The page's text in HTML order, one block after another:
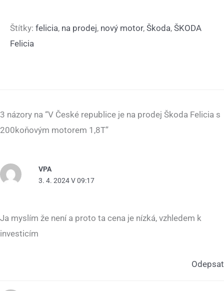
Štítky: felicia, na prodej, nový motor, Škoda, ŠKODA
Felicia
3 názory na “V České republice je na prodej Škoda Felicia s
200koňovým motorem 1,8T”
VPA
3. 4. 2024 V 09:17
Ja myslím že není a proto ta cena je nízká, vzhledem k
investicím
Odepsat